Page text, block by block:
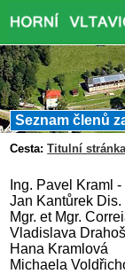
Seznam členů
Cesta: Titulní
Ing. Pavel Kraml
Jan Kantůrek Dis.
Mgr. et Mgr.
Vladislava
Hana Kramlová
Michaela